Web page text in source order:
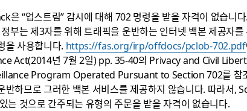
은 “업스트림” 감시에 대해 702 명령을 받을 자격이 없습니
부는 제3자를 위해 트래픽을 운반하는 인터넷 백본 제공자
을 사용합니다. https://fas.org/irp/offdocs/pclob-702.pdf
Act(2014년 7월 2일) pp. 35-40의 Privacy and Civil
Program Operated Pursuant to Section 702를 참
반하므로 그러한 백본 서비스를 제공하지 않습니다. 따라서,
는 것으로 간주되는 유형의 주문을 받을 자격이 없습니다.